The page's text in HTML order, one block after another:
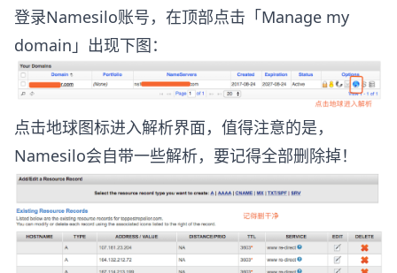
登录Namesilo账号，在顶部点击「Manage my
domain」出现下图：
点击地球图标进入解析界面，值得注意的是，
Namesilo会自带一些解析，要记得全部删除掉！